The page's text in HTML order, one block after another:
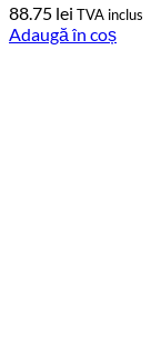
88.75 lei TVA inclus
Adaugă în coș